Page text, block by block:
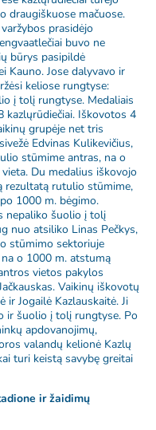
draugiškuose mačuose.
prasidėjo
buvo ne
būrys pasipildė
Kauno. Jose dalyvavo ir
keliose rungtyse:
į tolį rungtyse. Medaliais
Iškovotos 4
grupėje net tris
Edvinas Kulikevičius,
stūmime antras, na o
Du medalius iškovojo
rezultatą rutulio stūmime,
1000 m. bėgimo.
nepaliko šuolio į tolį
nuo atsiliko Linas Pečkys,
stūmimo sektoriuje
o 1000 m. atstumą
vietos pakylos
Vaikinų iškovotų
ir Jogailė Kazlauskaitė. Ji
ir šuolio į tolį rungtyse. Po
apdovanojimų,
valandų kelionė Kazlų
turi keistą savybę greitai
ir žaidimų